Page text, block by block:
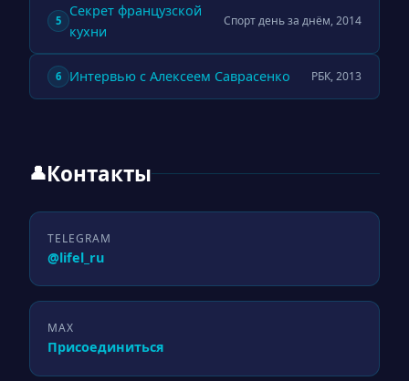
5
Секрет французской
кухни
Спорт день за днём, 2014
6 Интервью с Алексеем Саврасенко РБК, 2013
👤Контакты
TELEGRAM
@lifel_ru
MAX
Присоединиться